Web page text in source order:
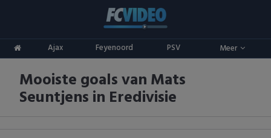
Ajax Feyenoord PSV Meer
ADO Den Haag
Ajax
Competities
Eredivisie
Keuken Kampioen Divisie
Oranje
Mooiste goals van Mats
Seuntjens in Eredivisie